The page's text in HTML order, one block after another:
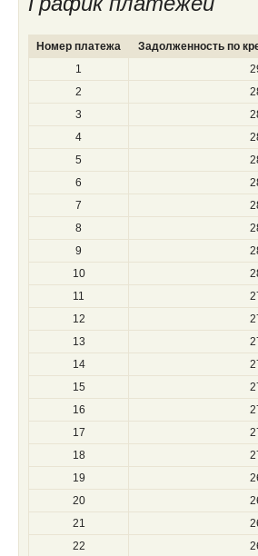
Номер платежа Задолженность по
1
2
3
4
5
6
7
8
9
10
11
12
13
14
15
16
17
18
19
20
21
22